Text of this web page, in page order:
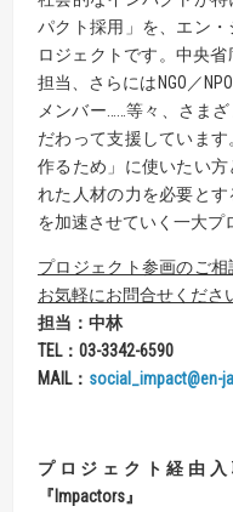
パクト採用」を、エン
ロジェクトです。中央
担当、さらにはNGO／
メンバー……等々、さま
だわって支援していま
作るため」に使いたい
れた人材の力を必要と
を加速させていく一大プ
プロジェクト参画のご
お気軽にお問合せくださ
担当：中林
TEL： 03-3342-6590
MAIL： social_impact@en-
プロジェクト経由
『 Impactors』